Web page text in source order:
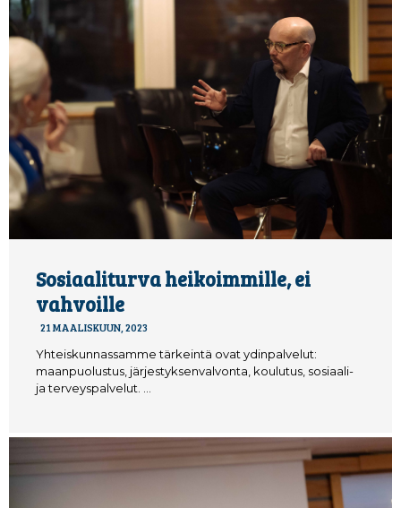
Sosiaaliturva heikoimmille, ei
vahvoille
21 MAALISKUUN, 2023
Yhteiskunnassamme tärkeintä ovat ydinpalvelut:
maanpuolustus, järjestyksenvalvonta, koulutus, sosiaali-
ja terveyspalvelut. …